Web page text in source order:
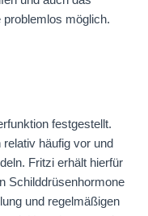
möglich.
festgestellt.
häufig vor und
Fritzi erhält hierfür
Schilddrüsenhormone
und regelmäßigen